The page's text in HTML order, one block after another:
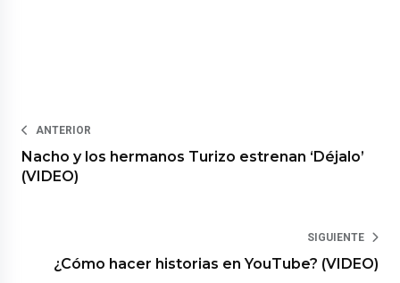
ANTERIOR
Nacho y los hermanos Turizo estrenan ‘Déjalo’
(VIDEO)
SIGUIENTE
¿Cómo hacer historias en YouTube? (VIDEO)